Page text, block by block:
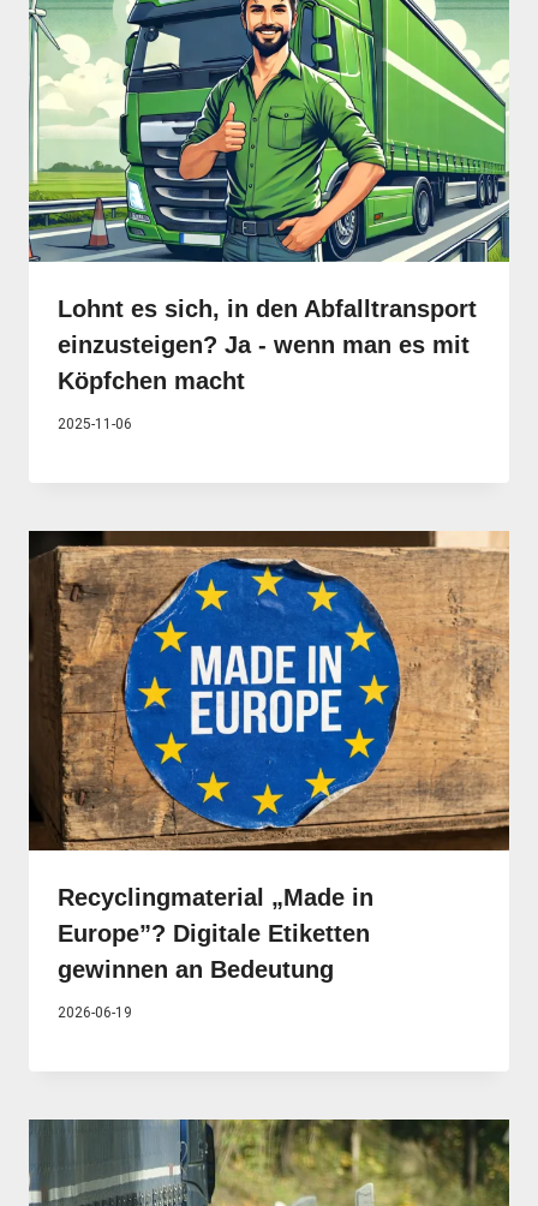
Lohnt es sich, in den Abfalltransport
einzusteigen? Ja - wenn man es mit
Köpfchen macht
2025-11-06
Recyclingmaterial „Made in
Europe”? Digitale Etiketten
gewinnen an Bedeutung
2026-06-19